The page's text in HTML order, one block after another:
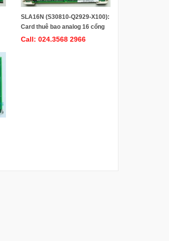
SLA16N (S30810-Q2929-X100):
Card thuê bao analog 16 cổng
dùng cho tổng đài Siemens
Call: 024.3568 2966